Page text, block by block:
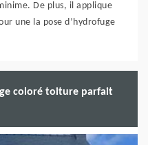
De plus, il applique
une la pose d’hydrofuge
coloré toiture parfait